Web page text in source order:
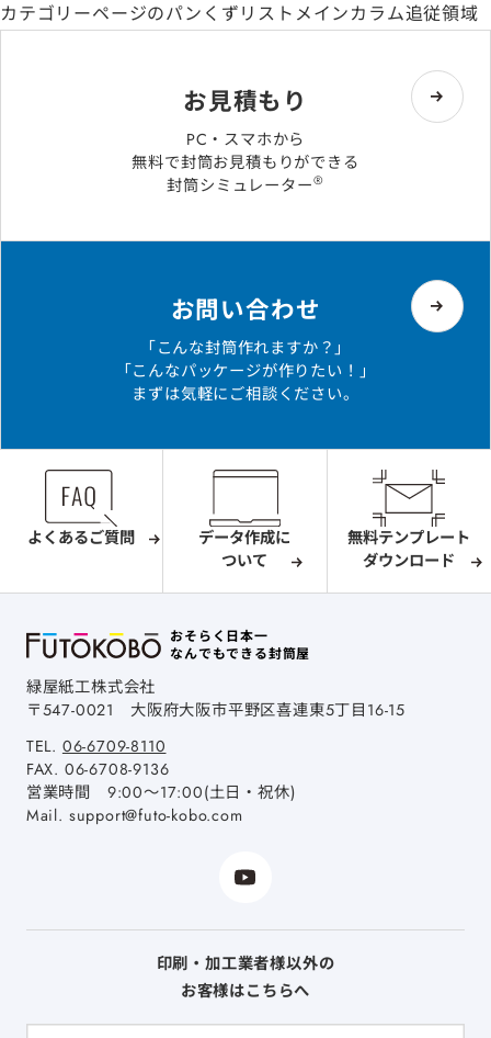
カテゴリーページのパンくずリストメインカラム追従領域
お見積もり
PC・スマホから
無料で封筒お見積もりができる
封筒シミュレーター®
お問い合わせ
「こんな封筒作れますか？」
「こんなパッケージが作りたい！」
まずは気軽にご相談ください。
よくあるご質問
データ作成に
ついて
無料テンプレート
ダウンロード
おそらく日本一
なんでもできる封筒屋
緑屋紙工株式会社
〒547-0021 大阪府大阪市平野区喜連東5丁目16-15
TEL. 06-6709-8110
FAX. 06-6708-9136
営業時間 9:00～17:00(土日・祝休)
Mail. support@futo-kobo.com
印刷・加工業者様以外の
お客様はこちらへ